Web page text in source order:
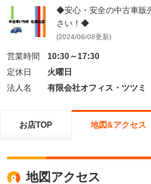
◆安心・安全の中古車販
さい！◆
(2024/06/08更新)
営業時間
10:30～17:30
定休日
火曜日
法人名
有限会社オフィス・ツツミ
お店TOP 地図&アクセス
地図アクセス